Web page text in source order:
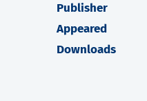
Publisher
Appeared
Downloads